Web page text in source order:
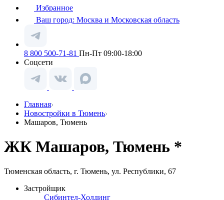
Избранное
Ваш город: Москва и Московская область
8 800 500-71-81 Пн-Пт 09:00-18:00
Соцсети
Главная
Новостройки в Тюмень
Машаров, Тюмень
ЖК Машаров, Тюмень *
Тюменская область, г. Тюмень, ул. Республики, 67
Застройщик
Сибинтел-Холдинг